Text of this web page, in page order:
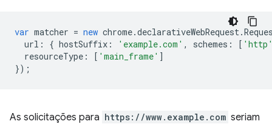
var matcher = new chrome.declarativeWebRequest.
url : { hostSuffix : 'example.com' , schemes : [
resourceType : [ 'main_frame' ]
});
As solicitações para https://www.example.com seriam